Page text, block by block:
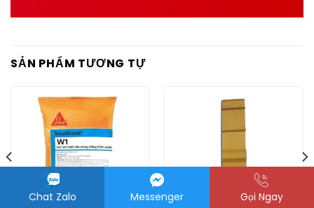
SẢN PHẨM TƯƠNG TỰ
Chat Zalo Messenger Gọi Ngay